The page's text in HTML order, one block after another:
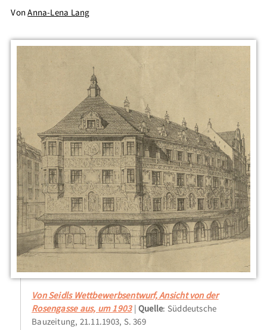
VonAnna-Lena Lang
Von Seidls Wettbewerbsentwurf, Ansicht von der
Rosengasse aus, um 1903 Quelle: Süddeutsche
Bauzeitung, 21.11.1903, S. 369